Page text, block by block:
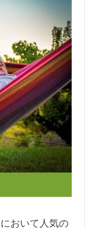
おいて人気の